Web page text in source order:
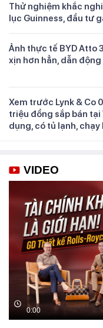
Thử nghiệm khắc
lục Guinness, đầu tư
Ảnh thực tế BYD Atto
xịn hơn hẳn, dẫn
Xem trước Lynk & Co
triệu đồng sắp bán
dụng, có tủ lạnh,
VIDEO
0:00